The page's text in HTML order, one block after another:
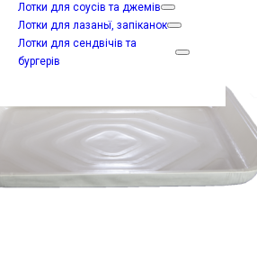
Лотки для соусів та джемів
Лотки для лазаньї, запіканок
Лотки для сендвічів та
бургерів